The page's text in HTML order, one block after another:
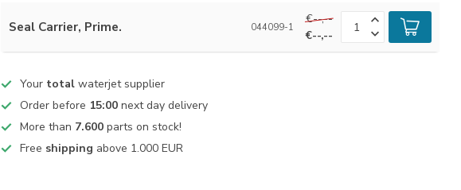
Seal Carrier, Prime. 044099-1
€--,--
€--,--
Your total waterjet supplier
Order before 15:00 next day delivery
More than 7.600 parts on stock!
Free shipping above 1.000 EUR